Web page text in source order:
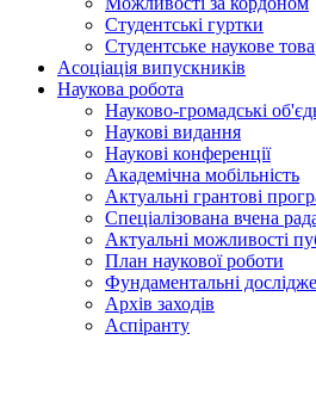
Студентські гуртки
Студентське наукове
Асоціація випускників
Наукова робота
Науково-громадські
Наукові видання
Наукові конференції
Академічна мобільність
Актуальні грантові
Спеціалізована вчена
Актуальні можливості
План наукової роботи
Фундаментальні
Архів заходів
Аспіранту